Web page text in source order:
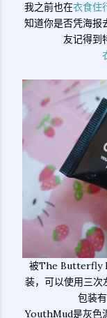
我之前也在衣食住
知道你是否凭海报
友记得到
被The Butterfly
装，可以使用三次
包装
YouthMud是灰色